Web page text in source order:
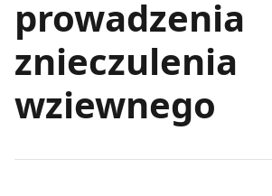
prowadzenia
znieczulenia
wziewnego